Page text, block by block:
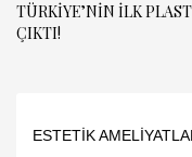
TÜRKİYE’NİN İLK
ÇIKTI!
ESTETIK